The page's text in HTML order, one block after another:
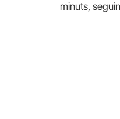
minuts,